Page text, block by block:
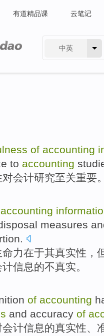
有道精品课 云笔记
中英
of accounting
to accounting
对会计研究至关重要
accounting
measures
.
力在于其真实性 ，
计信息的不真实。
of accounting
and accuracy of
会计信息的真实性